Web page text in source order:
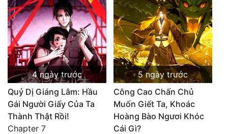
4 ngày trước
Quỷ Dị Giáng Lâm: Hầu
Gái Người Giấy Của Ta
Thành Thật Rồi!
Chapter 7
5 ngày trước
Công Cao Chấn Chủ
Muốn Giết Ta, Khoác
Hoàng Bào Ngươi Khóc
Cái Gì?